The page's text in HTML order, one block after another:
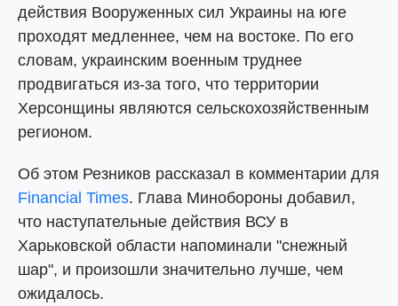
действия Вооруженных сил Украины на юге
проходят медленнее, чем на востоке. По его
словам, украинским военным труднее
продвигаться из-за того, что территории
Херсонщины являются сельскохозяйственным
регионом.
Об этом Резников рассказал в комментарии для
Financial Times. Глава Минобороны добавил,
что наступательные действия ВСУ в
Харьковской области напоминали "снежный
шар", и произошли значительно лучше, чем
ожидалось.